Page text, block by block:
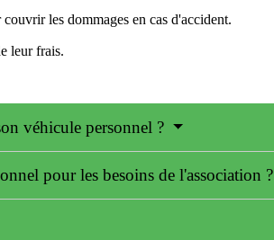
couvrir les dommages en cas d'accident.
leur frais.
véhicule personnel ?
pour les besoins de l'association ?